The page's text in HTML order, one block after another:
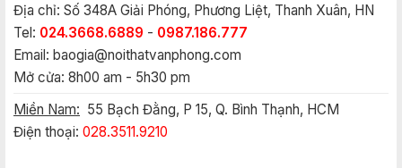
Địa chỉ: Số 348A Giải Phóng, Phương Liệt, Thanh Xuân, HN
Tel: 024.3668.6889 - 0987.186.777
Email: baogia@noithatvanphong.com
Mở cửa: 8h00 am - 5h30 pm
Miền Nam: 55 Bạch Đằng, P 15, Q. Bình Thạnh, HCM
Điện thoại: 028.3511.9210